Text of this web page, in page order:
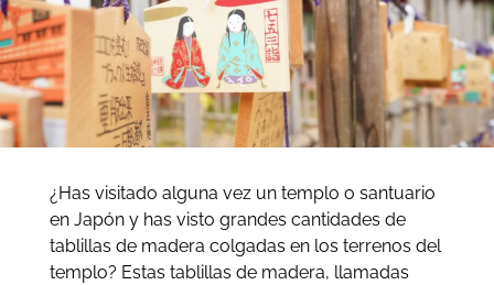
¿Has visitado alguna vez un templo o santuario
en Japón y has visto grandes cantidades de
tablillas de madera colgadas en los terrenos del
templo? Estas tablillas de madera, llamadas